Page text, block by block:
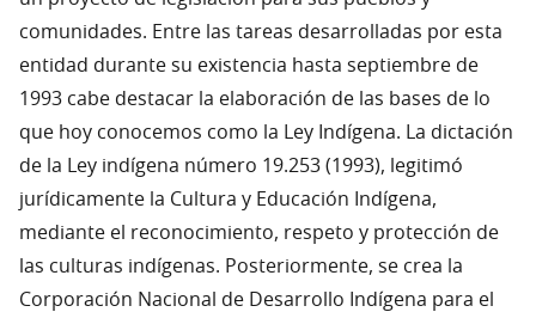
comunidades. Entre las tareas desarrolladas por esta
entidad durante su existencia hasta septiembre de
1993 cabe destacar la elaboración de las bases de lo
que hoy conocemos como la Ley Indígena. La dictación
de la Ley indígena número 19.253 (1993), legitimó
jurídicamente la Cultura y Educación Indígena,
mediante el reconocimiento, respeto y protección de
las culturas indígenas. Posteriormente, se crea la
Corporación Nacional de Desarrollo Indígena para el